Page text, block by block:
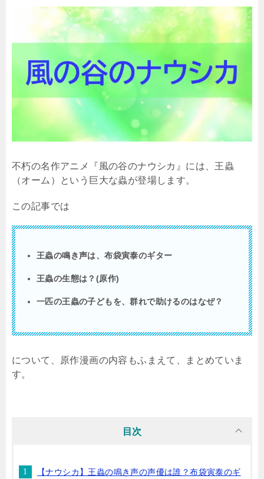
不朽の名作アニメ『風の谷のナウシカ』には、王蟲
（オーム）という巨大な蟲が登場します。
この記事では
王蟲の鳴き声は、布袋寅泰のギター
王蟲の生態は？(原作)
一匹の王蟲の子どもを、群れで助けるのはなぜ？
について、原作漫画の内容もふまえて、まとめていま
す。
目次
【ナウシカ】王蟲の鳴き声の声優は誰？布袋寅泰のギ